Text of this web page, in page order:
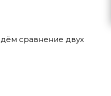
сравнение двух